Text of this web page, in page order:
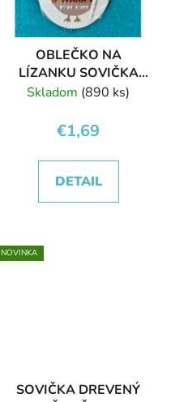
OBLEČKO NA
LÍZANKU SOVIČKA
VILMA
Skladom (890 ks)
€1,69
DETAIL
NOVINKA
SOVIČKA DREVENÝ